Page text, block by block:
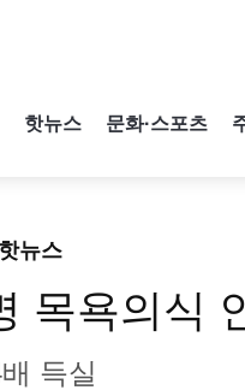
핫뉴스 문화·스포츠
핫뉴스
목욕의식
득실